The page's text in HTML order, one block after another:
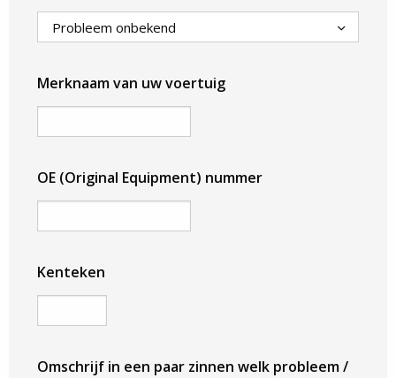
Merknaam van uw voertuig
OE (Original Equipment) nummer
Kenteken
Omschrijf in een paar zinnen welk probleem /